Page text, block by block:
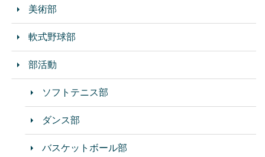
美術部
軟式野球部
部活動
ソフトテニス部
ダンス部
バスケットボール部